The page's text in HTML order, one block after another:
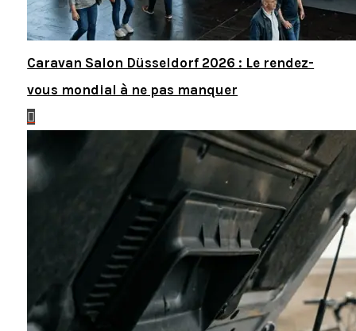
Caravan Salon Düsseldorf 2026 : Le rendez-
vous mondial à ne pas manquer